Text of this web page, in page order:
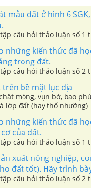
mẫu đất ở hình 6
câu hỏi thảo luận số 1
những kiến thức đã
trong đất.
câu hỏi thảo luận số 2
trên bề mặt lục địa
mỏng, vụn bở, bao
lớp đất (hay thổ nhưỡng)
những kiến thức đã
của đất.
câu hỏi thảo luận số 1
xuất nông nghiệp,
đất tốt). Hãy trình
câu hỏi thảo luận số 2